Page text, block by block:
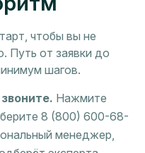
чтобы вы не
Путь от заявки до
шагов.
Нажмите
8 (800) 600-68-
менеджер,